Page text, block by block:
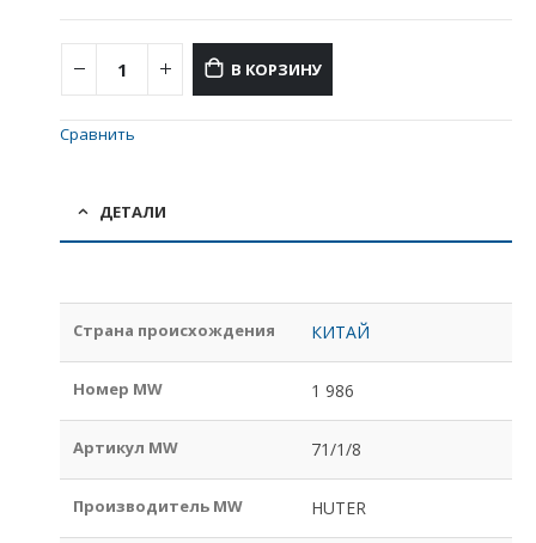
В КОРЗИНУ
Сравнить
ДЕТАЛИ
Страна происхождения КИТАЙ
Номер MW 1 986
Артикул MW 71/1/8
Производитель MW HUTER